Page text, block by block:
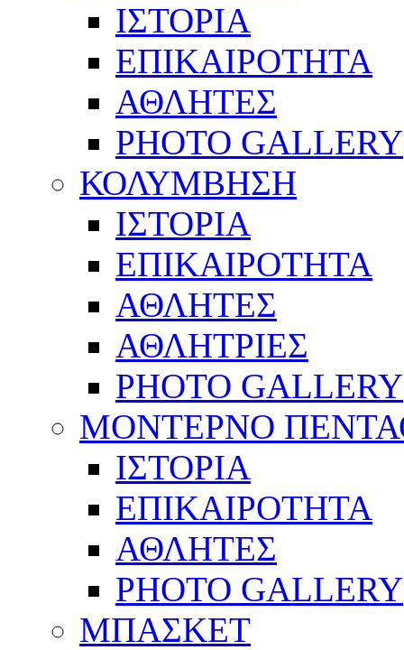
ΙΣΤΟΡΙΑ
ΕΠΙΚΑΙΡΟΤΗΤΑ
ΑΘΛΗΤΕΣ
PHOTO GALLERY
ΚΟΛΥΜΒΗΣΗ
ΙΣΤΟΡΙΑ
ΕΠΙΚΑΙΡΟΤΗΤΑ
ΑΘΛΗΤΕΣ
ΑΘΛΗΤΡΙΕΣ
PHOTO GALLERY
ΜΟΝΤΕΡΝΟ
ΙΣΤΟΡΙΑ
ΕΠΙΚΑΙΡΟΤΗΤΑ
ΑΘΛΗΤΕΣ
PHOTO GALLERY
ΜΠΑΣΚΕΤ